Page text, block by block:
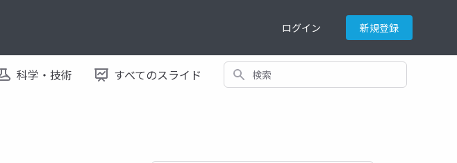
ログイン 新規登録
科学・技術 すべてのスライド 検索